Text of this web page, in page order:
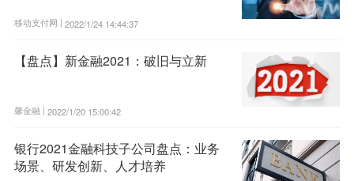
移动支付网 | 2022/1/24 14:44:37
【盘点】新金融2021：破旧与立新
馨金融 | 2022/1/20 15:00:42
银行2021金融科技子公司盘点：业务
场景、研发创新、人才培养